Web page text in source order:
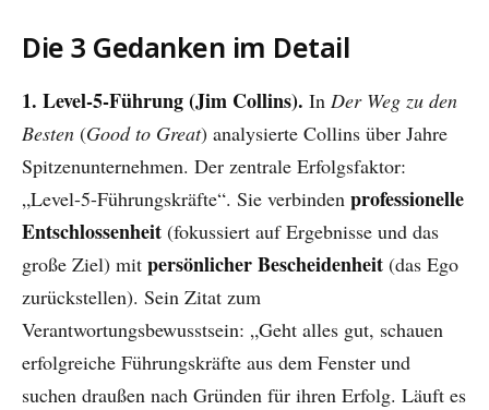
Die 3 Gedanken im Detail
1. Level-5-Führung (Jim Collins). In Der Weg zu den
Besten (Good to Great) analysierte Collins über Jahre
Spitzenunternehmen. Der zentrale Erfolgsfaktor:
„Level-5-Führungskräfte“. Sie verbinden professionelle
Entschlossenheit (fokussiert auf Ergebnisse und das
große Ziel) mit persönlicher Bescheidenheit (das Ego
zurückstellen). Sein Zitat zum
Verantwortungsbewusstsein: „Geht alles gut, schauen
erfolgreiche Führungskräfte aus dem Fenster und
suchen draußen nach Gründen für ihren Erfolg. Läuft es